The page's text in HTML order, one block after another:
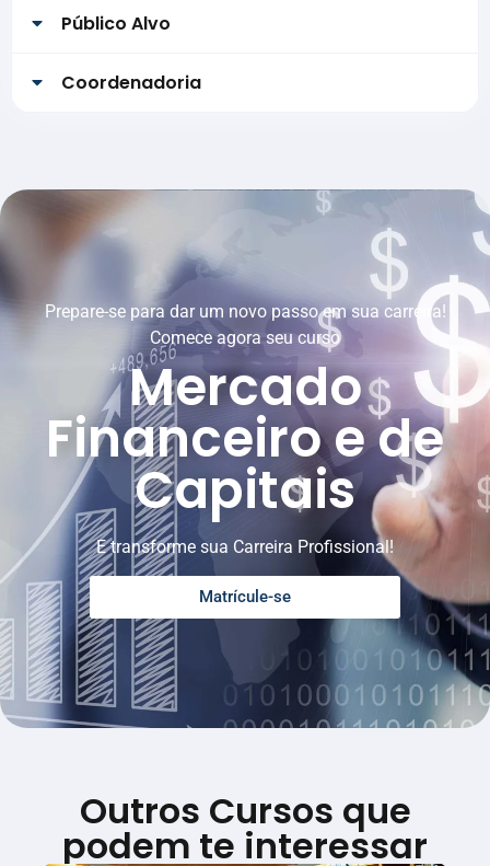
Público Alvo
Coordenadoria
Prepare-se para dar um novo passo em sua carreira!
Comece agora seu curso
Mercado
Financeiro e de
Capitais
E transforme sua Carreira Profissional!
Matrícule-se
Outros Cursos que
podem te interessar